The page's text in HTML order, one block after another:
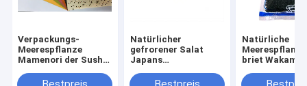
Verpackungs-
Meerespflanze
Mamenori der Sushi-
Sojabohnenöl-Krepp
Natürlicher
gefrorener Salat
Japans
in der Plastiktasche
Natürliche
briet Wakame